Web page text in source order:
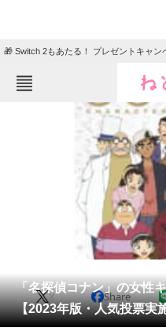
🎁 Switch 2もあたる！ プレゼントキャン
ねとらぼメニュー
会員記事
メディア
「名探偵コナン」の女性
【2023年版・人気投票実
X Share